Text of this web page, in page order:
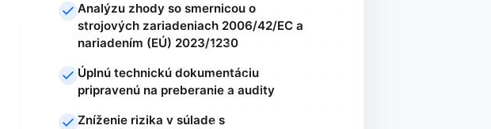
Analýzu zhody so smernicou o
strojových zariadeniach 2006/42/EC a
nariadením (EÚ) 2023/1230
Úplnú technickú dokumentáciu
pripravenú na preberanie a audity
Zníženie rizika v súlade s